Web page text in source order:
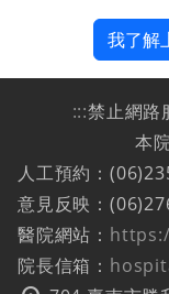
我了解
:::禁止網路
本
人工預約：
意見反映：
醫院網站：
院長信箱：